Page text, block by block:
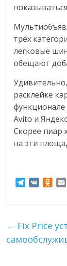
трёх
легковые
обещают
расклейке
Avito и
Скорее пиар
на эти
T
r
a
O
a
← Fix Price